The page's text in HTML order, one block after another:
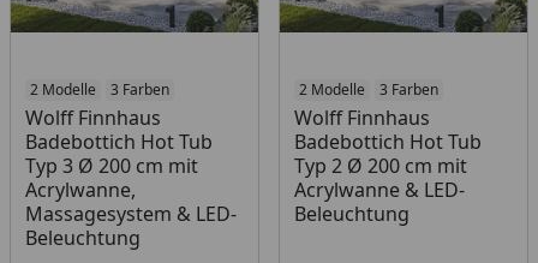
2 Modelle 3 Farben
Wolff Finnhaus
Badebottich Hot Tub
Typ 3 Ø 200 cm mit
Acrylwanne,
Massagesystem & LED-
Beleuchtung
2 Modelle 3 Farben
Wolff Finnhaus
Badebottich Hot Tub
Typ 2 Ø 200 cm mit
Acrylwanne & LED-
Beleuchtung